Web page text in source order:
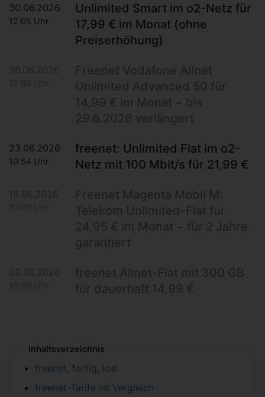
30.06.2026
12:05 Uhr
Unlimited Smart im o2-Netz für
17,99 € im Monat (ohne
Preiserhöhung)
23.06.2026
10:54 Uhr
freenet: Unlimited Flat im o2-
Netz mit 100 Mbit/s für 21,99 €
Inhaltsverzeichnis
freenet, fertig, los!
freenet-Tarife im Vergleich